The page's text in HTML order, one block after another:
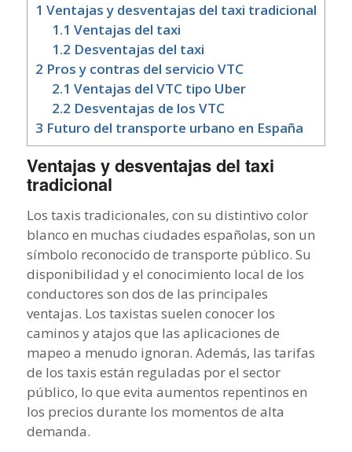
1 Ventajas y desventajas del taxi tradicional
1.1 Ventajas del taxi
1.2 Desventajas del taxi
2 Pros y contras del servicio VTC
2.1 Ventajas del VTC tipo Uber
2.2 Desventajas de los VTC
3 Futuro del transporte urbano en España
Ventajas y desventajas del taxi
tradicional
Los taxis tradicionales, con su distintivo color
blanco en muchas ciudades españolas, son un
símbolo reconocido de transporte público. Su
disponibilidad y el conocimiento local de los
conductores son dos de las principales
ventajas. Los taxistas suelen conocer los
caminos y atajos que las aplicaciones de
mapeo a menudo ignoran. Además, las tarifas
de los taxis están reguladas por el sector
público, lo que evita aumentos repentinos en
los precios durante los momentos de alta
demanda.